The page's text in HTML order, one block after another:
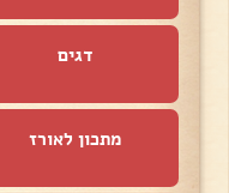
דגים
מתכון לאורז